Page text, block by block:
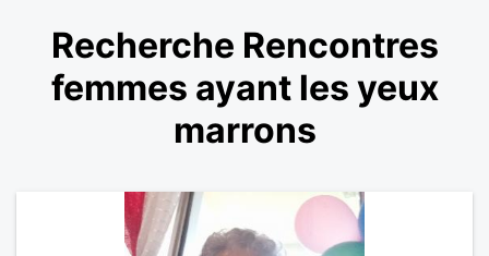
Recherche Rencontres
femmes ayant les yeux
marrons